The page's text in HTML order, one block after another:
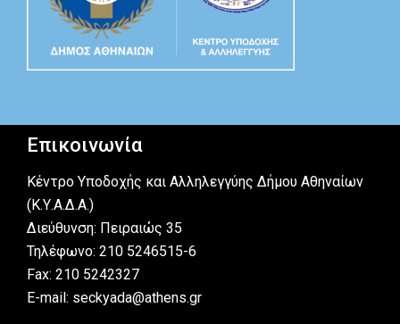
Επικοινωνία
Κέντρο Υποδοχής και Αλληλεγγύης Δήμου Αθηναίων
(Κ.Υ.Α.Δ.Α.)
Διεύθυνση: Πειραιώς 35
Τηλέφωνο: 210 5246515-6
Fax: 210 5242327
E-mail: seckyada@athens.gr